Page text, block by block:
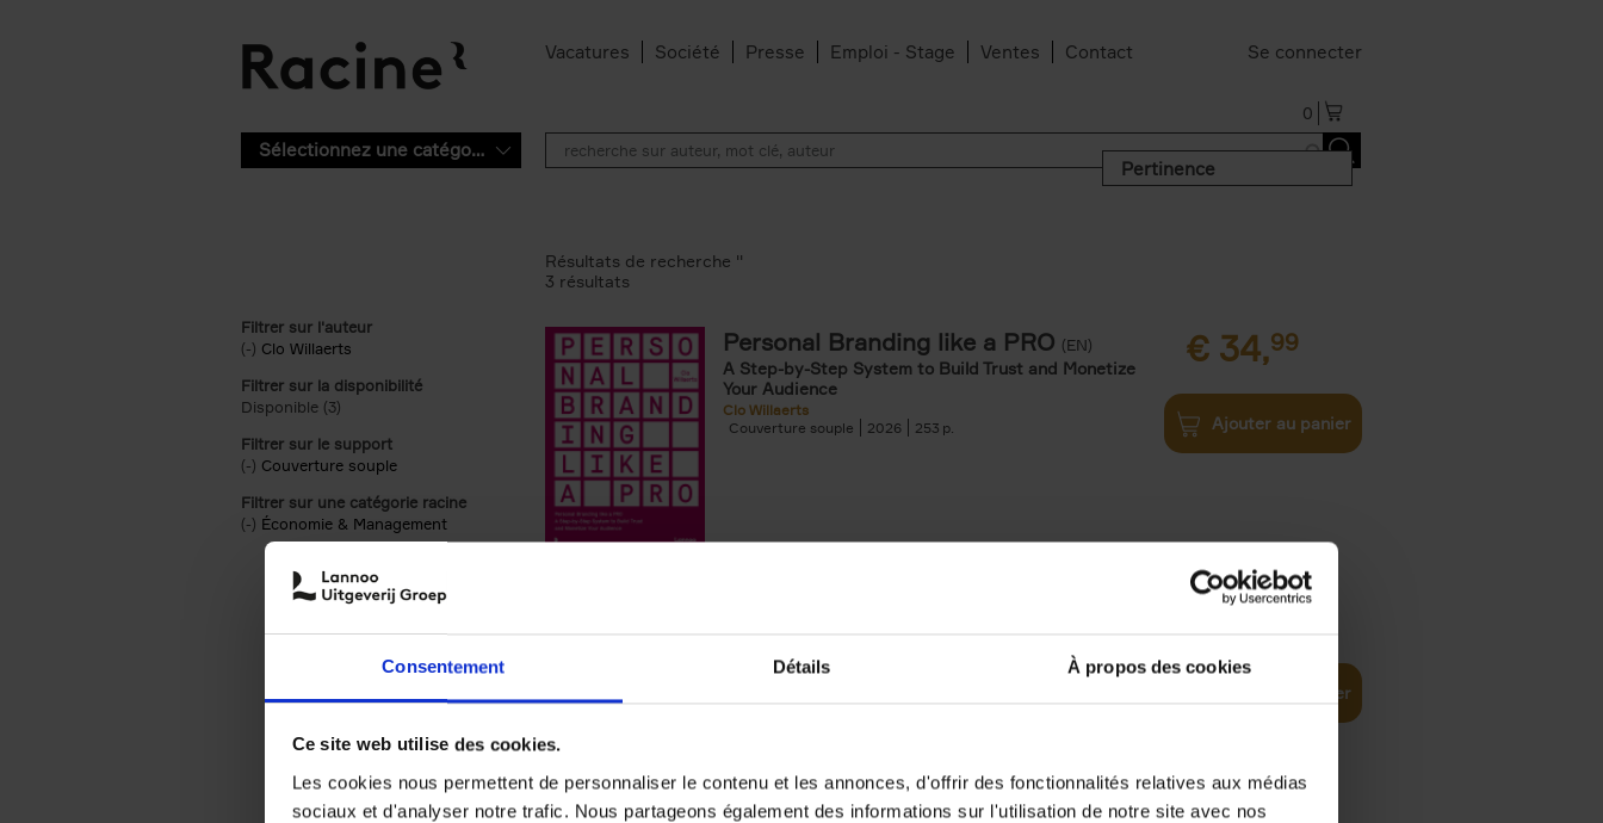
Consentement Détails À propos des cookies
Ce site web utilise des cookies.
Les cookies nous permettent de personnaliser le contenu et les annonces, d'offrir des fonctionnalités relatives aux médias
sociaux et d'analyser notre trafic. Nous partageons également des informations sur l'utilisation de notre site avec nos
Vacatures Société Presse Emploi - Stage Ventes Contact Se connecter
0
Sélectionnez une catégorie
Pertinence
Filtrer sur l'auteur
(-) Remove Clo Willaerts filter
Clo Willaerts
Filtrer sur la disponibilité
Disponible (3)
Filtrer sur le support
(-) Remove Couverture souple filter
Couverture souple
Filtrer sur une catégorie racine
(-) Remove Économie & Management filter
Économie & Management
Résultats de recherche ''
3 résultats
Personal Branding like a PRO (EN)
A Step-by-Step System to Build Trust and Monetize
Your Audience
Clo Willaerts
Couverture souple
2026 253
€ 34,99
Ajouter au panier
completely revised edition
Prepare. Run. Optimize.
Couverture souple
2022 226
35,50
Ajouter au panier